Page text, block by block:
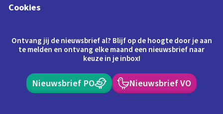
Cookies
Ontvang jij de nieuwsbrief al? Blijf op de hoogte door je aan
te melden en ontvang elke maand een nieuwsbrief naar
keuze in je inbox!
Nieuwsbrief PO Nieuwsbrief VO